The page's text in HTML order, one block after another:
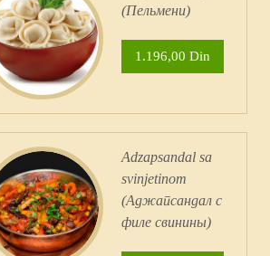
(Пельмени)
1.196,00 Din
Adzapsandal sa
svinjetinom
(Аджапсандал с
филе свинины)